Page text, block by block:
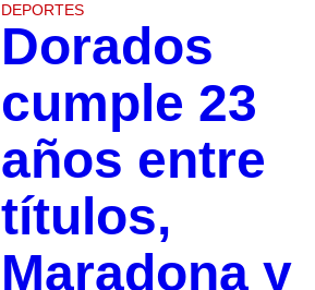
DEPORTES
Dorados
cumple 23
años entre
títulos,
Maradona y